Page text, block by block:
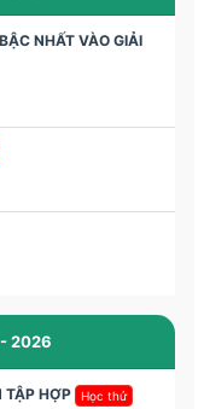
NHẤT VÀO GIẢI
2026
TẬP HỢP Học thử